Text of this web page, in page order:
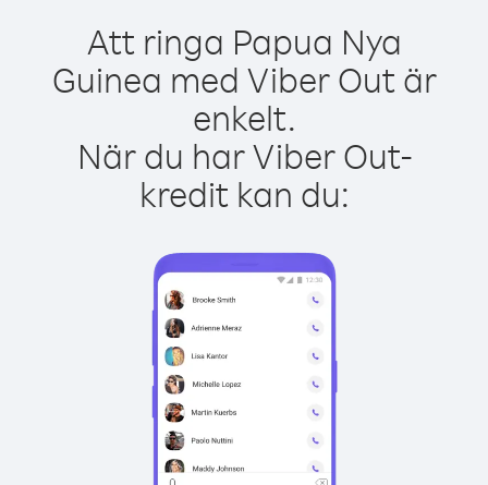
Att ringa Papua Nya
Guinea med Viber Out är
enkelt.
När du har Viber Out-
kredit kan du: